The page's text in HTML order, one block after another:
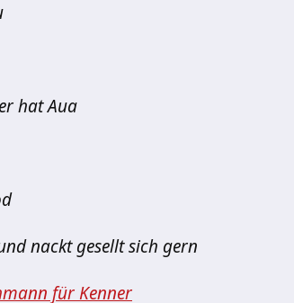
hat Aua
nackt gesellt sich gern
für Kenner